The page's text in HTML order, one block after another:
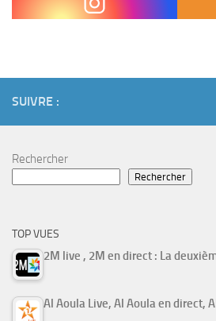
Wednesday, a UN judge will hand
SUIVRE :
Rechercher
Rechercher
TOP VUES
2M live , 2M en direct : La
Al Aoula Live, Al Aoula en direct,